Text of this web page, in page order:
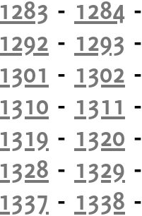
1283 - 1284
1292 - 1293
1301 - 1302
1310 - 1311
1319 - 1320
1328 - 1329
1337 - 1338